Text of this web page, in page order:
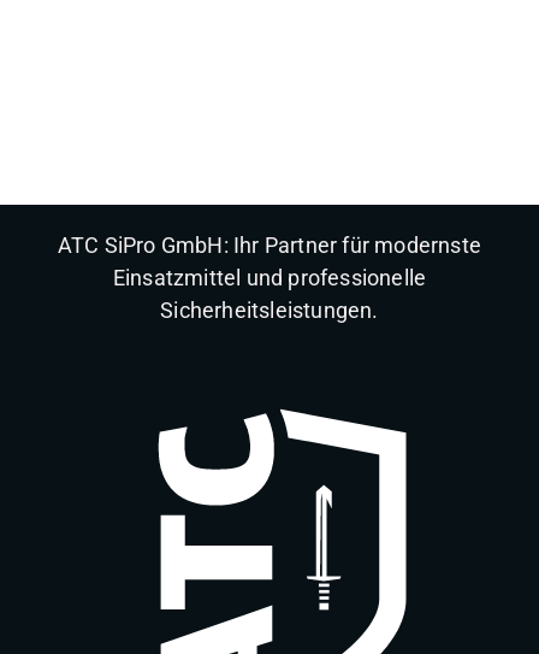
ATC SiPro GmbH: Ihr Partner für modernste
Einsatzmittel und professionelle
Sicherheitsleistungen.